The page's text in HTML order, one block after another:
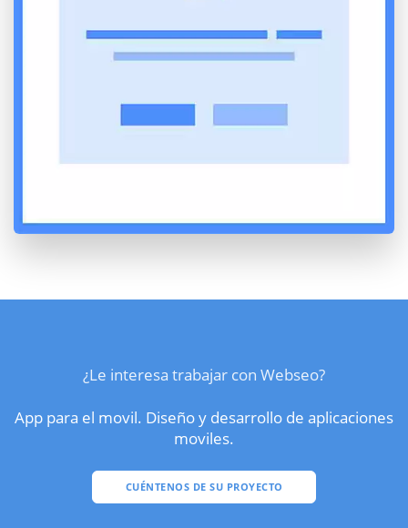
¿Le interesa trabajar con Webseo?
App para el movil. Diseño y desarrollo de aplicaciones
moviles.
CUÉNTENOS DE SU PROYECTO